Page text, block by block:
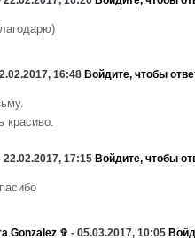
16:48 Войдите, чтобы
красиво.
22.02.2017, 17:15 Войдите, чтобы
Gonzalez ✞ - 05.03.2017, 10:05